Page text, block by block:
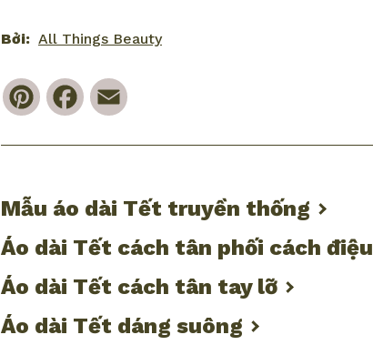
Bởi: All Things Beauty
PinterestFacebook
Mẫu áo dài Tết truyền thống
Áo dài Tết cách tân phối cách điệu
Áo dài Tết cách tân tay lỡ
Áo dài Tết dáng suông